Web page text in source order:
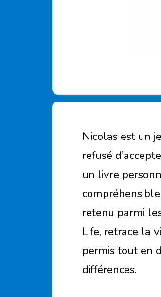
Nicolas est un
refusé
un livre
retenu parmi
Life, retrace la
permis tout en
différences.